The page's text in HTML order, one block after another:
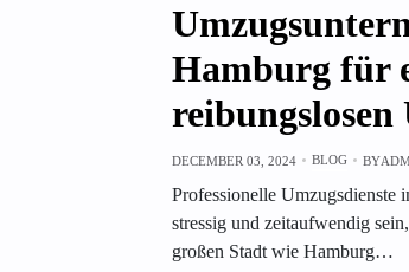
Hamburg für
reibungslosen
DECEMBER 03, 2024 BLOG BY
Professionelle Umzugsdienste
stressig und zeitaufwendig
großen Stadt wie Hamburg…